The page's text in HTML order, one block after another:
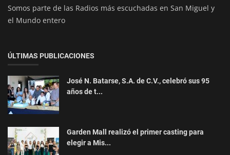
Somos parte de las Radios más escuchadas en San Miguel y
el Mundo entero
ÚLTIMAS PUBLICACIONES
José N. Batarse, S.A. de C.V., celebró sus 95
años de t...
Garden Mall realizó el primer casting para
elegir a Mis...